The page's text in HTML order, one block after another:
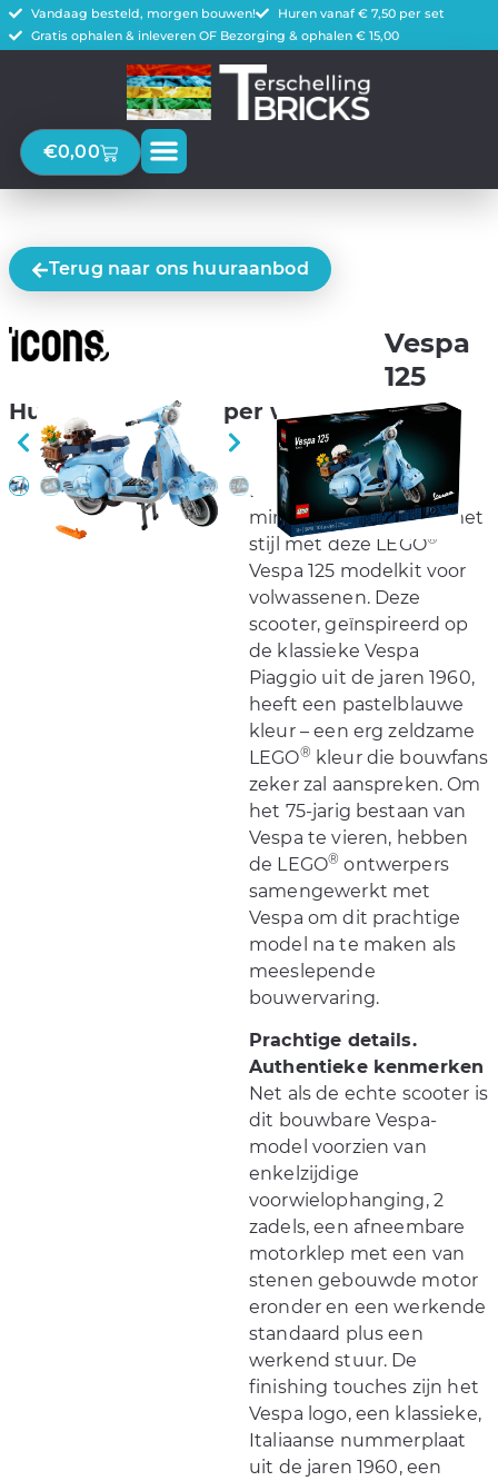
Vandaag besteld, morgen bouwen!
Huren vanaf € 7,50 per set
Gratis ophalen & inleveren OF Bezorging & ophalen € 15,00
€0,00
Terug naar ons huuraanbod
Vespa
125
Huur voor € 15,00 per week
Dompel je onder in een
mindful bouwproject met
stijl met deze LEGO®
Vespa 125 modelkit voor
volwassenen. Deze
scooter, geïnspireerd op
de klassieke Vespa
Piaggio uit de jaren 1960,
heeft een pastelblauwe
kleur – een erg zeldzame
LEGO® kleur die bouwfans
zeker zal aanspreken. Om
het 75-jarig bestaan van
Vespa te vieren, hebben
de LEGO® ontwerpers
samengewerkt met
Vespa om dit prachtige
model na te maken als
meeslepende
bouwervaring.
Prachtige details.
Authentieke kenmerken
Net als de echte scooter is
dit bouwbare Vespa-
model voorzien van
enkelzijdige
voorwielophanging, 2
zadels, een afneembare
motorklep met een van
stenen gebouwde motor
eronder en een werkende
standaard plus een
werkend stuur. De
finishing touches zijn het
Vespa logo, een klassieke,
Italiaanse nummerplaat
uit de jaren 1960, een